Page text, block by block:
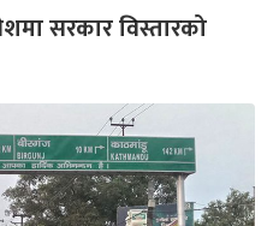
सरकार विस्तारको